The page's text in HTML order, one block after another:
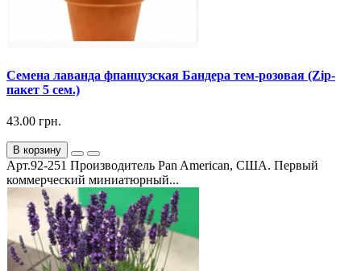
Семена лаванда фпанцузская Бандера тем-розовая (Zip-
пакет 5 сем.)
43.00 грн.
В корзину
Арт.92-251 Производитель Pan American, США. Первый
коммерческий миниатюрный...